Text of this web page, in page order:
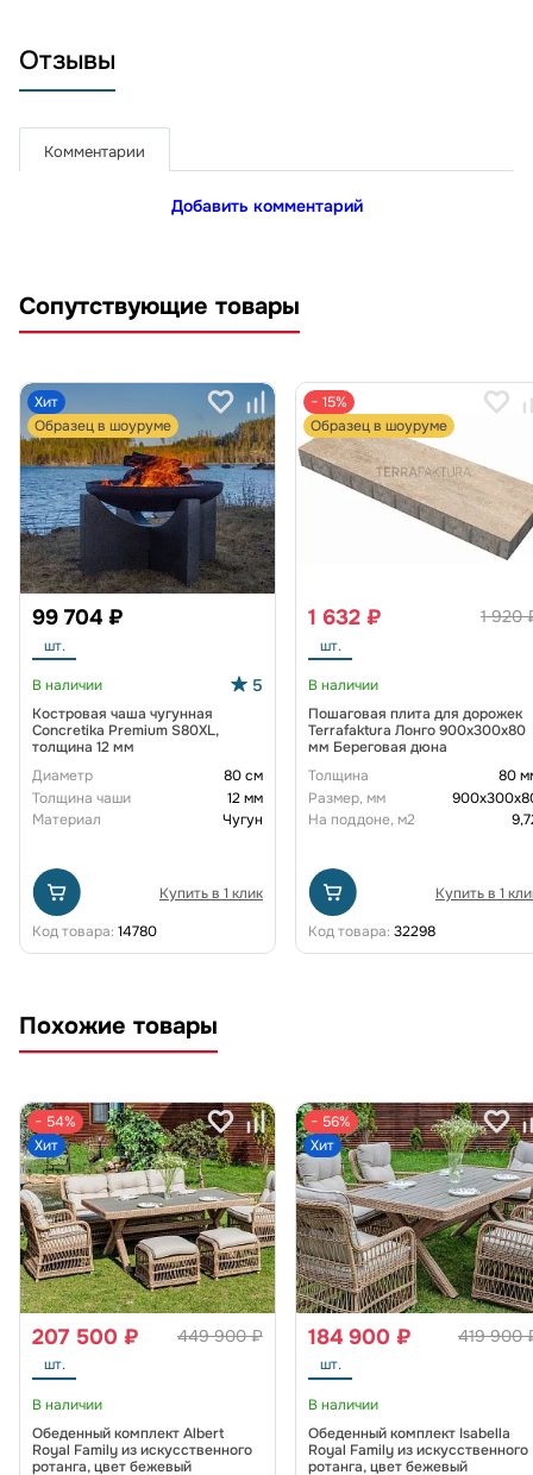
Отзывы
Комментарии
Добавить комментарий
Сопутствующие товары
Хит
Образец в шоуруме
99 704 ₽
шт.
В наличии 5
Костровая чаша чугунная
Concretika Premium S80XL,
толщина 12 мм
Диаметр
80 см
Толщина чаши
12 мм
Материал
Чугун
Купить в 1 клик
Код товара: 14780
− 15%
Образец в шоуруме
1 920
1 632 ₽
шт.
В наличии
Пошаговая плита для дорожек
Terrafaktura Лонго 900х300х80
мм Береговая дюна
Толщина
80
Размер, мм
На поддоне, м2
Купить в 1
Код товара: 32298
Похожие товары
− 54%
Хит
449 900 ₽
207 500 ₽
шт.
В наличии
Обеденный комплект Albert
Royal Family из искусственного
ротанга, цвет бежевый
− 56%
Хит
419 900
184 900 ₽
шт.
В наличии
Обеденный комплект Isabella
Royal Family из искусственного
ротанга, цвет бежевый